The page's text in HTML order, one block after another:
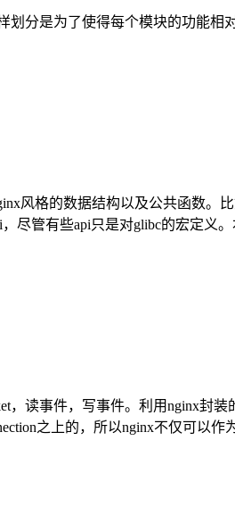
分是为了使得每个模块的功能
风格的数据结构以及公共函数。
尽管有些api只是对glibc的宏定义
，读事件，写事件。利用nginx封
之上的，所以nginx不仅可以